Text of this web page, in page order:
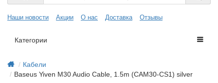
Наши новости Акции О нас Доставка Отзывы
Категории
Кабели
Baseus Yiven M30 Audio Cable, 1.5m (CAM30-CS1) silver